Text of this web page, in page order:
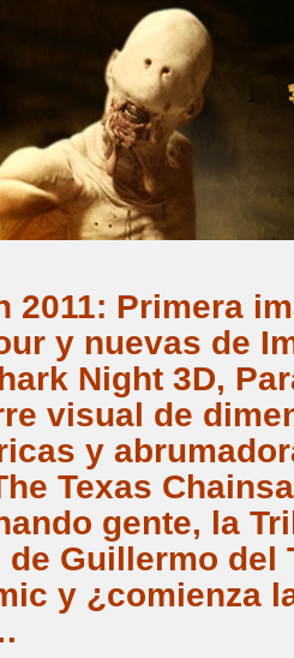
2011: Primera
y nuevas de
Night 3D,
visual de
y
Texas
gente, la
Guillermo del
y ¿comienza